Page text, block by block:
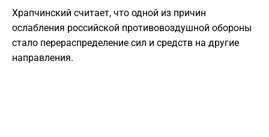
Храпчинский считает, что одной из причин
ослабления российской противовоздушной обороны
стало перераспределение сил и средств на другие
направления.